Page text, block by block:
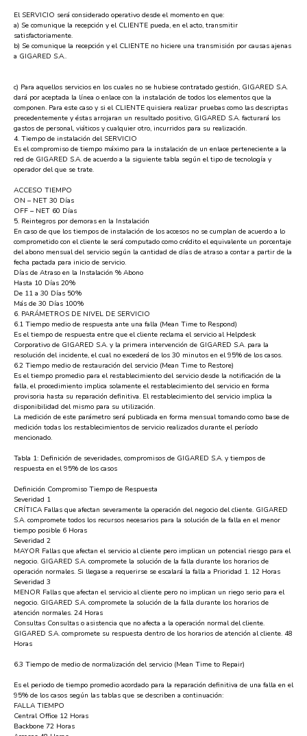
El SERVICIO será considerado operativo desde el momento en que:
a) Se comunique la recepción y el CLIENTE pueda, en el acto, transmitir
satisfactoriamente.
b) Se comunique la recepción y el CLIENTE no hiciere una transmisión por causas ajenas
a GIGARED S.A..
c) Para aquellos servicios en los cuales no se hubiese contratado gestión, GIGARED S.A.
dará por aceptada la línea o enlace con la instalación de todos los elementos que la
componen. Para este caso y si el CLIENTE quisiera realizar pruebas como las descriptas
precedentemente y éstas arrojaran un resultado positivo, GIGARED S.A. facturará los
gastos de personal, viáticos y cualquier otro, incurridos para su realización.
4. Tiempo de instalación del SERVICIO
Es el compromiso de tiempo máximo para la instalación de un enlace perteneciente a la
red de GIGARED S.A. de acuerdo a la siguiente tabla según el tipo de tecnología y
operador del que se trate.
ACCESO TIEMPO
ON – NET 30 Días
OFF – NET 60 Días
5. Reintegros por demoras en la Instalación
En caso de que los tiempos de instalación de los accesos no se cumplan de acuerdo a lo
comprometido con el cliente le será computado como crédito el equivalente un porcentaje
del abono mensual del servicio según la cantidad de días de atraso a contar a partir de la
fecha pactada para inicio de servicio.
Días de Atraso en la Instalación % Abono
Hasta 10 Días 20%
De 11 a 30 Días 50%
Más de 30 Días 100%
6. PARÁMETROS DE NIVEL DE SERVICIO
6.1 Tiempo medio de respuesta ante una falla (Mean Time to Respond)
Es el tiempo de respuesta entre que el cliente reclama el servicio al Helpdesk
Corporativo de GIGARED S.A. y la primera intervención de GIGARED S.A. para la
resolución del incidente, el cual no excederá de los 30 minutos en el 95% de los casos.
6.2 Tiempo medio de restauración del servicio (Mean Time to Restore)
Es el tiempo promedio para el restablecimiento del servicio desde la notificación de la
falla, el procedimiento implica solamente el restablecimiento del servicio en forma
provisoria hasta su reparación definitiva. El restablecimiento del servicio implica la
disponibilidad del mismo para su utilización.
La medición de este parámetro será publicada en forma mensual tomando como base de
medición todas los restablecimientos de servicio realizados durante el período
mencionado.
Tabla 1: Definición de severidades, compromisos de GIGARED S.A. y tiempos de
respuesta en el 95% de los casos
Definición Compromiso Tiempo de Respuesta
Severidad 1
CRÍTICA Fallas que afectan severamente la operación del negocio del cliente. GIGARED
S.A. compromete todos los recursos necesarios para la solución de la falla en el menor
tiempo posible 6 Horas
Severidad 2
MAYOR Fallas que afectan el servicio al cliente pero implican un potencial riesgo para el
negocio. GIGARED S.A. compromete la solución de la falla durante los horarios de
operación normales. Si llegase a requerirse se escalará la falla a Prioridad 1. 12 Horas
Severidad 3
MENOR Fallas que afectan el servicio al cliente pero no implican un riego serio para el
negocio. GIGARED S.A. compromete la solución de la falla durante los horarios de
atención normales. 24 Horas
Consultas Consultas o asistencia que no afecta a la operación normal del cliente.
GIGARED S.A. compromete su respuesta dentro de los horarios de atención al cliente. 48
Horas
6.3 Tiempo de medio de normalización del servicio (Mean Time to Repair)
Es el periodo de tiempo promedio acordado para la reparación definitiva de una falla en el
95% de los casos según las tablas que se describen a continuación:
FALLA TIEMPO
Central Office 12 Horas
Backbone 72 Horas